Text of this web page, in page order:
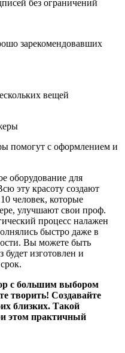
без ограничений
зарекомендовавших
вещей
помогут с оформлением и
оборудование для
эту красоту создают
человек, которые
улучшают свои проф.
процесс налажен
быстро даже в
Вы можете быть
изготовлен и
с большим выбором
творить! Создавайте
близких. Такой
этом практичный